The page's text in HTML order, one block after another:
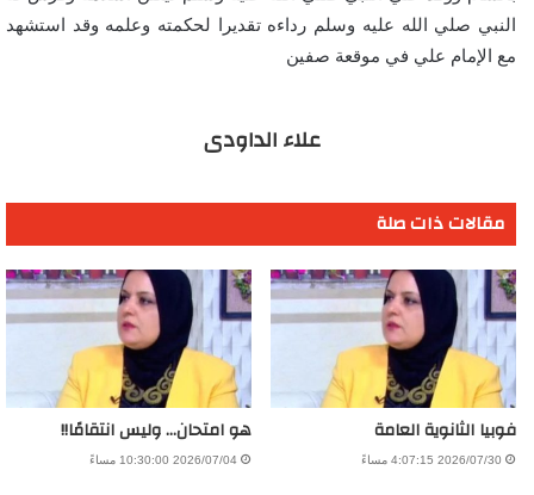
النبي صلي الله عليه وسلم رداءه تقديرا لحكمته وعلمه وقد استشهد
مع الإمام علي في موقعة صفين
علاء الداودى
مقالات ذات صلة
فوبيا الثانوية العامة
2026/07/30 4:07:15 مساءً
هو امتحان… وليس انتقامًا!!
2026/07/04 10:30:00 مساءً